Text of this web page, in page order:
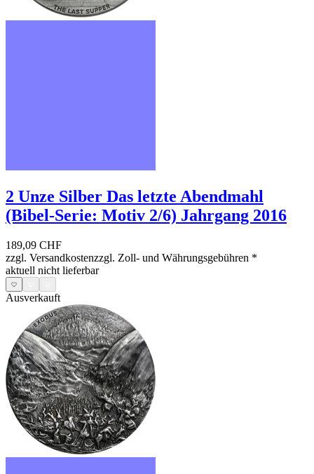
2 Unze Silber Das letzte Abendmahl
(Bibel-Serie: Motiv 2/6) Jahrgang 2016
189,09 CHF
zzgl. Versandkostenzzgl. Zoll- und Währungsgebühren *
aktuell nicht lieferbar
Ausverkauft